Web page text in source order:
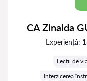
CA Zinaida
Experiență:
Lecții de
Interzicerea